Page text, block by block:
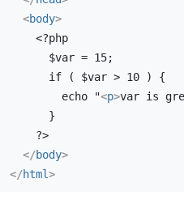
<body>
    <?php
      $var = 15;
      if ( $var > 10 ) {
        echo "
<p>var is
      }
    ?>
</body>
</html>